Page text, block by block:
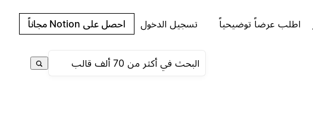
اطلب عرضاً توضيحياً تسجيل الدخول احصل على Notion مجاناً